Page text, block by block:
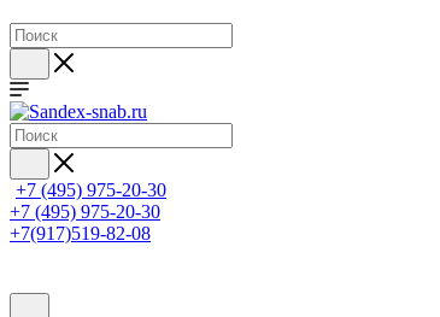
+7 (495) 975-20-30
+7 (495) 975-20-30
+7(917)519-82-08